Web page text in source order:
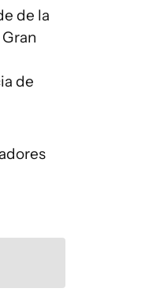
de la
de